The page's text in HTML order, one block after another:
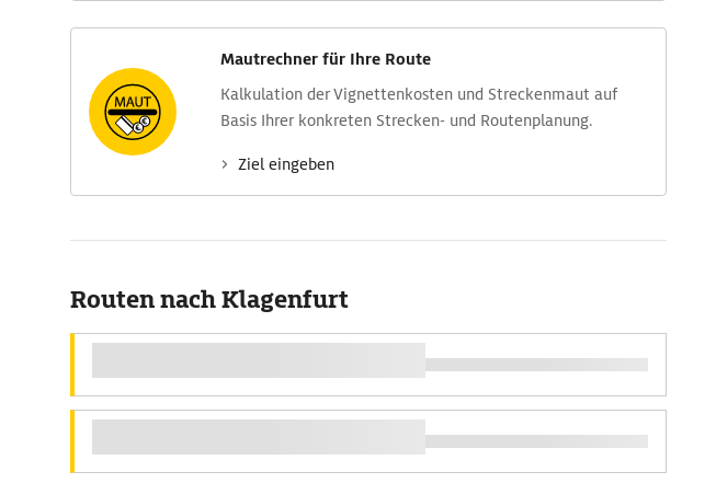
Mautrechner für Ihre Route
Kalkulation der Vignettenkosten und Streckenmaut auf
Basis Ihrer konkreten Strecken- und Routenplanung.
Ziel eingeben
Routen nach Klagenfurt